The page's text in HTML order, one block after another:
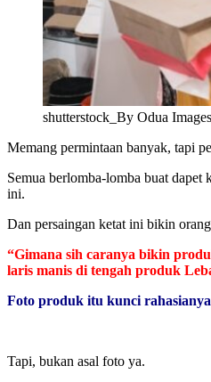
shutterstock_By Odua Images
Memang permintaan banyak, tapi
Semua berlomba-lomba buat dapet
ini.
Dan persaingan ketat ini bikin
“Gimana sih caranya bikin
laris manis di tengah produk
Foto produk itu kunci
Tapi, bukan asal foto ya.